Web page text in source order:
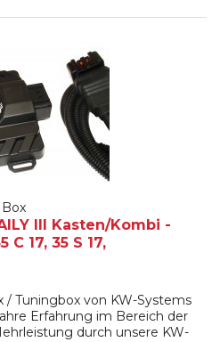
III Kasten/Kombi -
C 17, 35 S 17,
Tuningbox von KW-Systems
Erfahrung im Bereich der
durch unsere KW-